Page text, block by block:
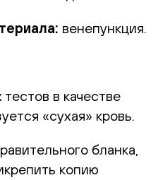
венепункция.
в качестве
«сухая» кровь.
бланка,
копию